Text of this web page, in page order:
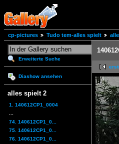
cp-pictures Tudo tem-alles spielt
Erweiterte Suche
Diashow ansehen
alles spielt 2
1. 140612CP1_0004
74. 140612CP1_0...
75. 140612CP1_0...
76. 140612CP1_0...